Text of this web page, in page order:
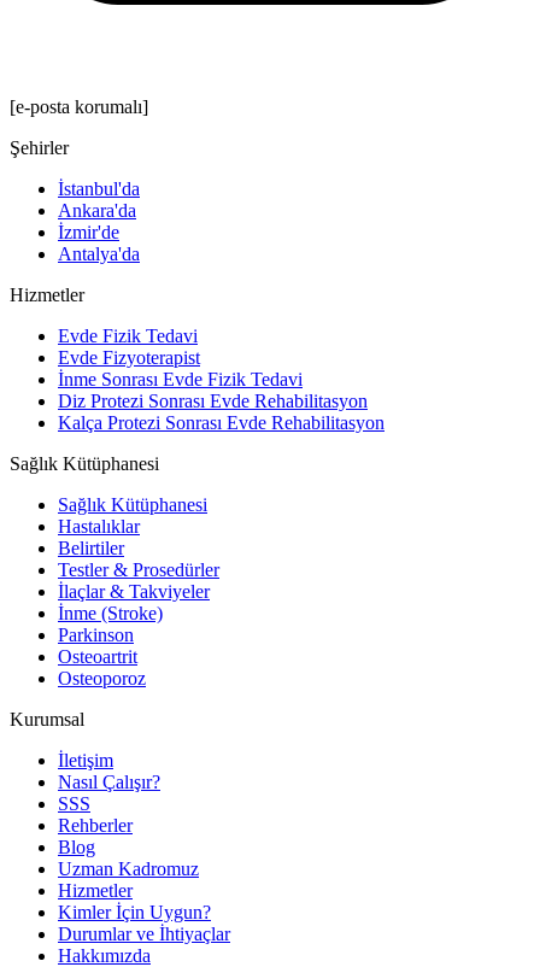
[e-posta korumalı]
Şehirler
İstanbul'da
Ankara'da
İzmir'de
Antalya'da
Hizmetler
Evde Fizik Tedavi
Evde Fizyoterapist
İnme Sonrası Evde Fizik Tedavi
Diz Protezi Sonrası Evde Rehabilitasyon
Kalça Protezi Sonrası Evde Rehabilitasyon
Sağlık Kütüphanesi
Sağlık Kütüphanesi
Hastalıklar
Belirtiler
Testler & Prosedürler
İlaçlar & Takviyeler
İnme (Stroke)
Parkinson
Osteoartrit
Osteoporoz
Kurumsal
İletişim
Nasıl Çalışır?
SSS
Rehberler
Blog
Uzman Kadromuz
Hizmetler
Kimler İçin Uygun?
Durumlar ve İhtiyaçlar
Hakkımızda